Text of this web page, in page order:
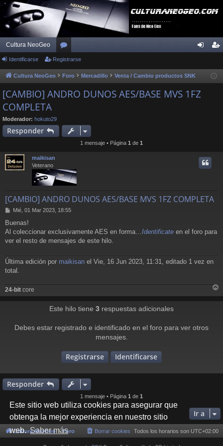
Este sitio web utiliza cookies para asegurar que
obtenga la mejor experiencia en nuestro sitio
web.Saber más
Cultura NeoGeo
or
os
fic
ist
Identificarse Registrarse
Cultura NeoGeo Foro Mercadillo Venta / Cambio productos SNK
[CAMBIO] ANDRO DUNOS AES/BASE MVS 1FZ
COMPLETA
Moderador: hokuto29
Responder
1 mensaje • Página 1 de 1
maikisan
Veterano
[CAMBIO] ANDRO DUNOS AES/BASE MVS 1FZ COMPLETA
M
n
s
a
Mié, 01 Mar 2023, 18:55
Buenas!
Al coleccionar exclusivamente AES en forma… Identificate en el foro para
ver el resto de mensajes de este hilo.
Última edición por maikisan el Vie, 16 Jun 2023, 11:31, editado 1 vez en
total.
24-bit core
r
Este hilo tiene 3 respuestas adicionales
Debes estar registrado e identificado en el foro para ver otros
mensajes.
Registrarse Identificarse
Responder
1 mensaje • Página 1 de 1
Ir a
Cultura NeoGeo Foro Todos los horarios son UTC+02:00
Borrar cookies